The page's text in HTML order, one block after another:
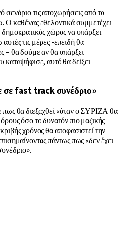
σενάριο τις αποχωρήσεις από το
Ο καθένας εθελοντικά συμμετέχει
χώρος να υπάρξει
τις μέρες -επειδή θα
– θα δούμε αν θα υπάρξει
καταψήφισε, αυτό θα δείξει
σε fast track συνέδριο»
πως θα διεξαχθεί «όταν ο ΣΥΡΙΖΑ θα
όρους όσο το δυνατόν πιο μαζικής
χρόνος θα αποφασιστεί την
πάντως πως «δεν έχει